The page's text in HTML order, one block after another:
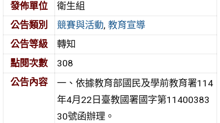
發佈單位
衛生組
公告類別
競賽與活動,教育宣導
公告等級
轉知
點閱次數
308
公告內容
一、依據教育部國民及學前教育署114
年4月22日臺教國署國字第11400383
30號函辦理。